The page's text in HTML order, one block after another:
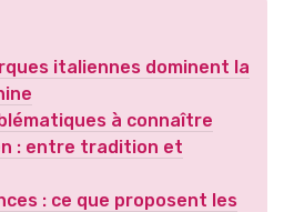
italiennes dominent la
à connaître
: entre tradition et
: ce que proposent les